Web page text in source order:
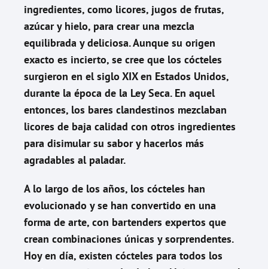
ingredientes, como licores, jugos de frutas,
azúcar y hielo, para crear una mezcla
equilibrada y deliciosa. Aunque su origen
exacto es incierto, se cree que los cócteles
surgieron en el siglo XIX en Estados Unidos,
durante la época de la Ley Seca. En aquel
entonces, los bares clandestinos mezclaban
licores de baja calidad con otros ingredientes
para disimular su sabor y hacerlos más
agradables al paladar.
A lo largo de los años, los cócteles han
evolucionado y se han convertido en una
forma de arte, con bartenders expertos que
crean combinaciones únicas y sorprendentes.
Hoy en día, existen cócteles para todos los